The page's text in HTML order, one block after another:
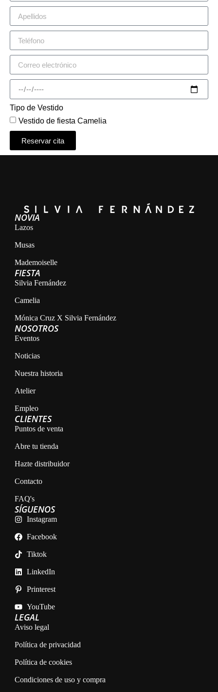
Tipo de Vestido
Vestido de fiesta Camelia
Reservar cita
Alternative:
NOVIA
Lazos
Musas
Mademoiselle
FIESTA
Silvia Fernández
Camelia
Mónica Cruz X Silvia Fernández
NOSOTROS
Eventos
Noticias
Nuestra historia
Atelier
Empleo
CLIENTES
Puntos de venta
Abre tu tienda
Hazte distribuidor
Contacto
FAQ's
LEGAL
Aviso legal
Política de privacidad
Política de cookies
Condiciones de uso y compra
SÍGUENOS
Instagram
Facebook
Tiktok
LinkedIn
Printerest
YouTube